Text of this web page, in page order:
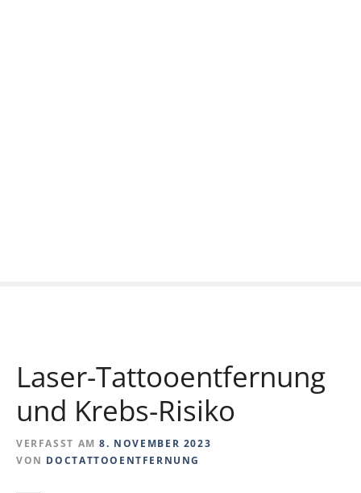
Laser-Tattooentfernung
und Krebs-Risiko
VERFASST AM 8. NOVEMBER 2023
VON DOCTATTOOENTFERNUNG